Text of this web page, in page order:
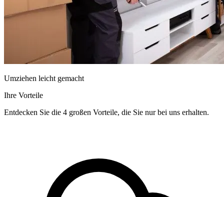
Umziehen leicht gemacht
Ihre Vorteile
Entdecken Sie die 4 großen Vorteile, die Sie nur bei uns erhalten.